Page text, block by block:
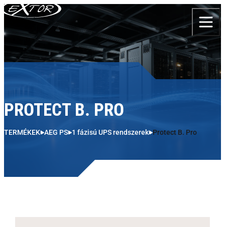
Skip to content
PROTECT B. PRO
TERMÉKEK AEG PS 1 fázisú UPS rendszerek Protect B. Pro